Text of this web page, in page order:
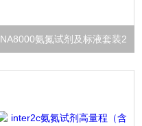
NA8000氨氮试剂及标液套装2